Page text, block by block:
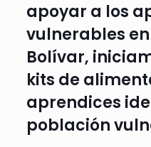
apoyar a los
vulnerables
Bolívar,
kits de
aprendices
población